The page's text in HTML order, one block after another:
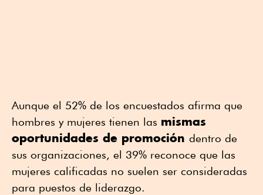
Aunque el 52% de los encuestados afirma que
hombres y mujeres tienen las mismas
oportunidades de promoción dentro de
sus organizaciones, el 39% reconoce que las
mujeres calificadas no suelen ser consideradas
para puestos de liderazgo.